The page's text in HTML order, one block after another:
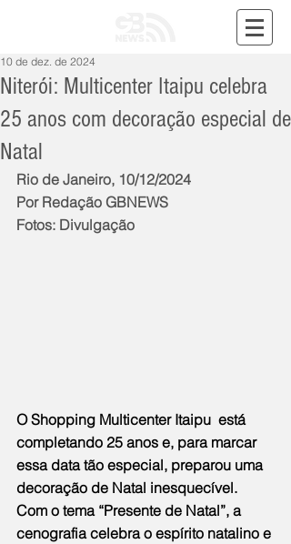
Niterói: Multicenter Itaipu celebra
25 anos com decoração especial de
Natal
10 de dez. de 2024
Rio de Janeiro, 10/12/2024
Por Redação GBNEWS
Fotos: Divulgação
O Shopping Multicenter Itaipu  está
completando 25 anos e, para marcar
essa data tão especial, preparou uma
decoração de Natal inesquecível.
Com o tema “Presente de Natal”, a
cenografia celebra o espírito natalino e